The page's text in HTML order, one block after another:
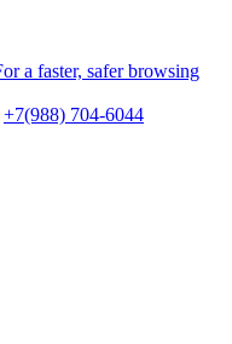
+7(988) 704-6044